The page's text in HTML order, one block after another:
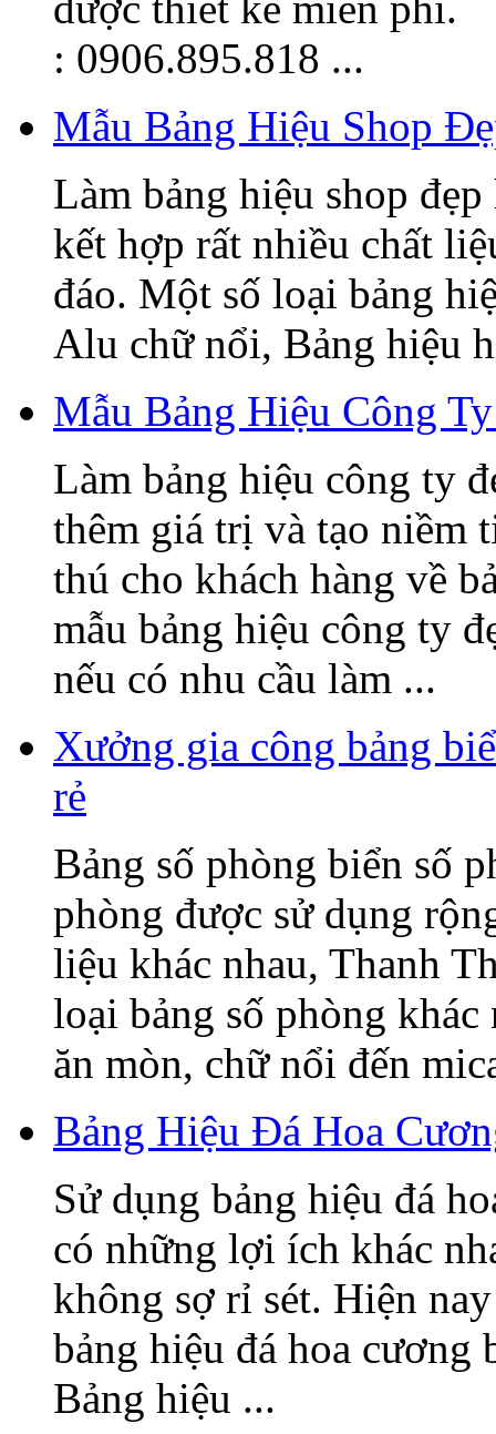
: 0906.895.818 ...
Mẫu Bảng Hiệu Shop
Làm bảng hiệu shop
kết hợp rất nhiều chất
đáo. Một số loại bảng
Alu chữ nổi, Bảng hiệu
Mẫu Bảng Hiệu Công
Làm bảng hiệu công ty
thêm giá trị và tạo niềm
thú cho khách hàng về
mẫu bảng hiệu công ty
nếu có nhu cầu làm ...
Xưởng gia công bảng
rẻ
Bảng số phòng biển số
phòng được sử dụng
liệu khác nhau, Thanh
loại bảng số phòng
ăn mòn, chữ nổi đến
Bảng Hiệu Đá Hoa
Sử dụng bảng hiệu đá
có những lợi ích khác
không sợ rỉ sét. Hiện
bảng hiệu đá hoa
Bảng hiệu ...